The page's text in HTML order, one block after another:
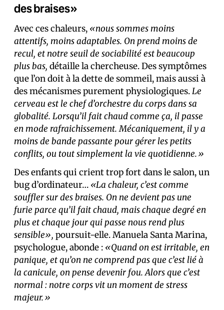
des braises»
Avec ces chaleurs, «nous sommes moins
attentifs, moins adaptables. On prend moins de
recul, et notre seuil de sociabilité est beaucoup
plus bas, détaille la chercheuse. Des symptômes
que l’on doit à la dette de sommeil, mais aussi à
des mécanismes purement physiologiques.Le
cerveau est le chef d’orchestre du corps dans sa
globalité. Lorsqu’il fait chaud comme ça, il passe
en mode rafraichissement. Mécaniquement, il y a
moins de bande passante pour gérer les petits
conflits, ou tout simplement la vie quotidienne.»
Des enfants qui crient trop fort dans le salon, un
bug d’ordinateur… «La chaleur, c’est comme
souffler sur des braises. On ne devient pas une
furie parce qu’il fait chaud, mais chaque degré en
plus et chaque jour qui passe nous rend plus
sensible», poursuit-elle. Manuela Santa Marina,
psychologue, abonde : «Quand on est irritable, en
panique, et qu’on ne comprend pas que c’est lié à
la canicule, on pense devenir fou. Alors que c’est
normal : notre corps vit un moment de stress
majeur.»